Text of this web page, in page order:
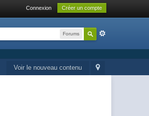
Connexion Créer un compte
Forums
Voir le nouveau contenu